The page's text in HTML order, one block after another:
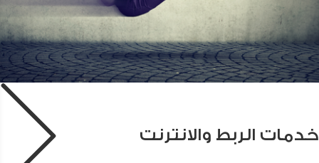
خدمات الربط والانترنت